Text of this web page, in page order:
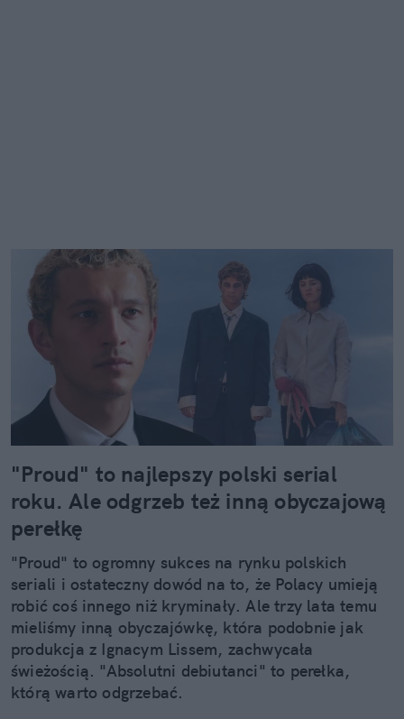
"Proud" to najlepszy polski serial
roku. Ale odgrzeb też inną obyczajową
perełkę
"Proud" to ogromny sukces na rynku polskich
seriali i ostateczny dowód na to, że Polacy umieją
robić coś innego niż kryminały. Ale trzy lata temu
mieliśmy inną obyczajówkę, która podobnie jak
produkcja z Ignacym Lissem, zachwycała
świeżością. "Absolutni debiutanci" to perełka,
którą warto odgrzebać.